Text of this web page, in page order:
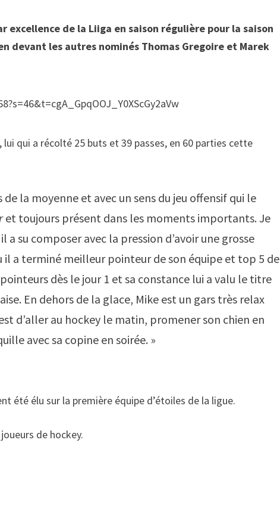
excellence de la Liiga en saison régulière pour la saison
devant les autres nominés Thomas Gregoire et Marek
qui a récolté 25 buts et 39 passes, en 60 parties cette
la moyenne et avec un sens du jeu offensif qui le
et toujours présent dans les moments importants. Je
su composer avec la pression d’avoir une grosse
il a terminé meilleur pointeur de son équipe et top 5 de
dès le jour 1 et sa constance lui a valu le titre
En dehors de la glace, Mike est un gars très relax
d’aller au hockey le matin, promener son chien en
avec sa copine en soirée. »
été élu sur la première équipe d’étoiles de la ligue.
de hockey.